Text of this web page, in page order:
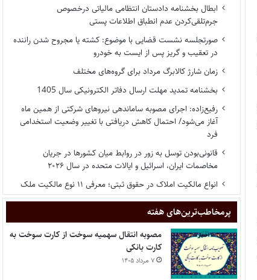
ابطال بخشنامه دادستان انتظامی مالیاتی درخصوص
جرم‌تلقی‌کردن عدم انطباق اطلاعات پستی
صورتجلسه نشست قضایی با موضوع: کشته یا مجروح شدن راننده
در تعقیب و گریز پس از ایست به خودرو
زمان شارژ کالابرگ مرداد برای گروه‌های مختلف
بخشنامه تمدید مهلت ارسال دفاتر الکترونیکی سال 1405
رفیع‌زاده: اجرای مصوبه ساماندهی نیروهای شرکتی از همین ماه
آغاز می‌شود/ احتمال کاهش دریافتی با تغییر وضعیت استخدامی
فرد
قانونی‌بودن توسل به زور در روابط میان کشورها در جریان
مخاصمات ایران، اسرائیل و ایالات متحده در سال ۲۰۲۶
انواع مالکیت املاک در حقوق ثبتی؛ معرفی ۱۱ نوع مالکیت ملک
پر‌مخاطب‌ترین‌های هفته
مصوبه انتقال سهمیه سوخت از کارت سوخت به
کارت بانکی
۷ مرداد ۱۴۰۵